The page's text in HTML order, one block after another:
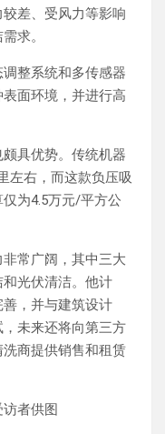
差、受风力等影响
求。
整系统和多传感器
面环境，并进行高
具优势。传统机器
左右，而这款负压吸
为4.5万元/平方公
常广阔，其中三大
光伏清洁。他计
，并与建筑设计
未来还将向第三方
商提供销售和租赁
者供图